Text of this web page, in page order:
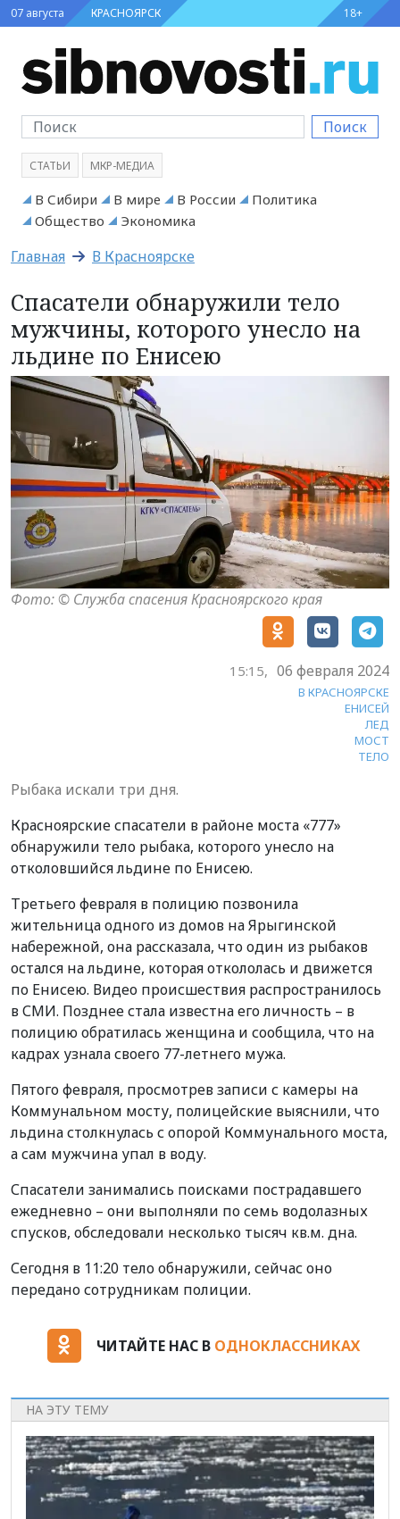
07 августа КРАСНОЯРСК 18+
Поиск
СТАТЬИ МКР-МЕДИА
В Сибири В мире В России
Политика
Общество
Экономика
Главная В Красноярске
Спасатели обнаружили тело
мужчины, которого унесло на
льдине по Енисею
Фото: © Служба спасения Красноярского края
15:15, 06 февраля 2024
В КРАСНОЯРСКЕ
ЕНИСЕЙ
ЛЕД
МОСТ
ТЕЛО
Рыбака искали три дня.
Красноярские спасатели в районе моста «777»
обнаружили тело рыбака, которого унесло на
отколовшийся льдине по Енисею.
Третьего февраля в полицию позвонила
жительница одного из домов на Ярыгинской
набережной, она рассказала, что один из рыбаков
остался на льдине, которая откололась и движется
по Енисею. Видео происшествия распространилось
в СМИ. Позднее стала известна его личность – в
полицию обратилась женщина и сообщила, что на
кадрах узнала своего 77-летнего мужа.
Пятого февраля, просмотрев записи с камеры на
Коммунальном мосту, полицейские выяснили, что
льдина столкнулась с опорой Коммунального моста,
а сам мужчина упал в воду.
Спасатели занимались поисками пострадавшего
ежедневно – они выполняли по семь водолазных
спусков, обследовали несколько тысяч кв.м. дна.
Сегодня в 11:20 тело обнаружили, сейчас оно
передано сотрудникам полиции.
ЧИТАЙТЕ НАС В ОДНОКЛАССНИКАХ
НА ЭТУ ТЕМУ